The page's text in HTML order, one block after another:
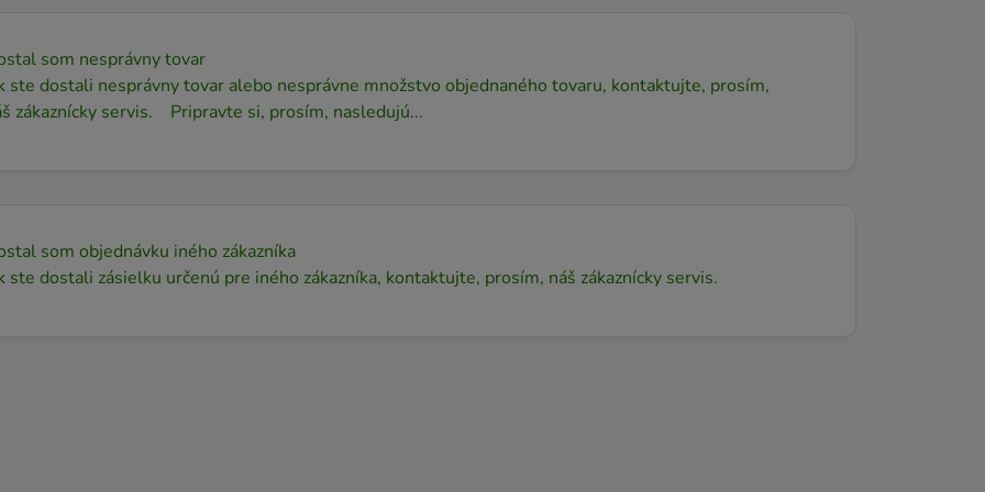
som nesprávny tovar
ste dostali nesprávny tovar alebo nesprávne množstvo objednaného tovaru, kontaktujte, prosím,
zákaznícky servis. Pripravte si, prosím, nasledujú...
som objednávku iného zákazníka
ste dostali zásielku určenú pre iného zákazníka, kontaktujte, prosím, náš zákaznícky servis.